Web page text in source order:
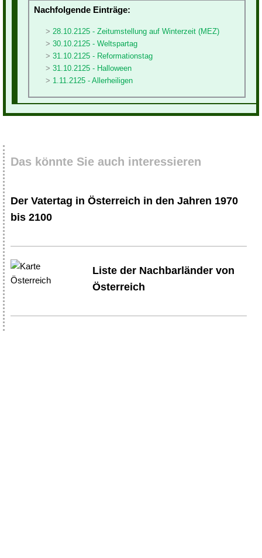
Nachfolgende Einträge:
28.10.2125 - Zeitumstellung auf Winterzeit (MEZ)
30.10.2125 - Weltspartag
31.10.2125 - Reformationstag
31.10.2125 - Halloween
1.11.2125 - Allerheiligen
Das könnte Sie auch interessieren
Der Vatertag in Österreich in den Jahren 1970
bis 2100
Liste der Nachbarländer von
Österreich